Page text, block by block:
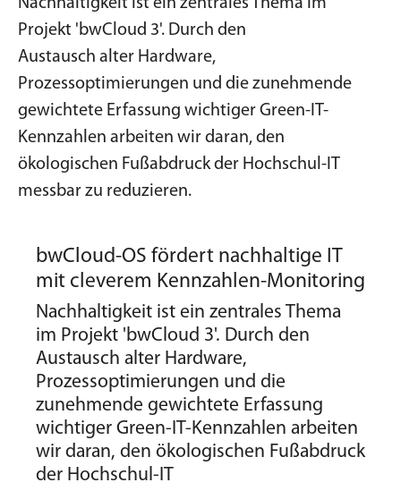
Nachhaltigkeit ist ein zentrales Thema im
Projekt 'bwCloud 3'. Durch den
Austausch alter Hardware,
Prozessoptimierungen und die zunehmende
gewichtete Erfassung wichtiger Green-IT-
Kennzahlen arbeiten wir daran, den
ökologischen Fußabdruck der Hochschul-IT
messbar zu reduzieren.
bwCloud-OS fördert nachhaltige IT
mit cleverem Kennzahlen-Monitoring
Nachhaltigkeit ist ein zentrales Thema
im Projekt 'bwCloud 3'. Durch den
Austausch alter Hardware,
Prozessoptimierungen und die
zunehmende gewichtete Erfassung
wichtiger Green-IT-Kennzahlen arbeiten
wir daran, den ökologischen Fußabdruck
der Hochschul-IT